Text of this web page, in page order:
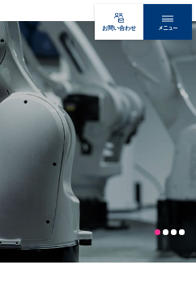
お問い合わせ メニュー